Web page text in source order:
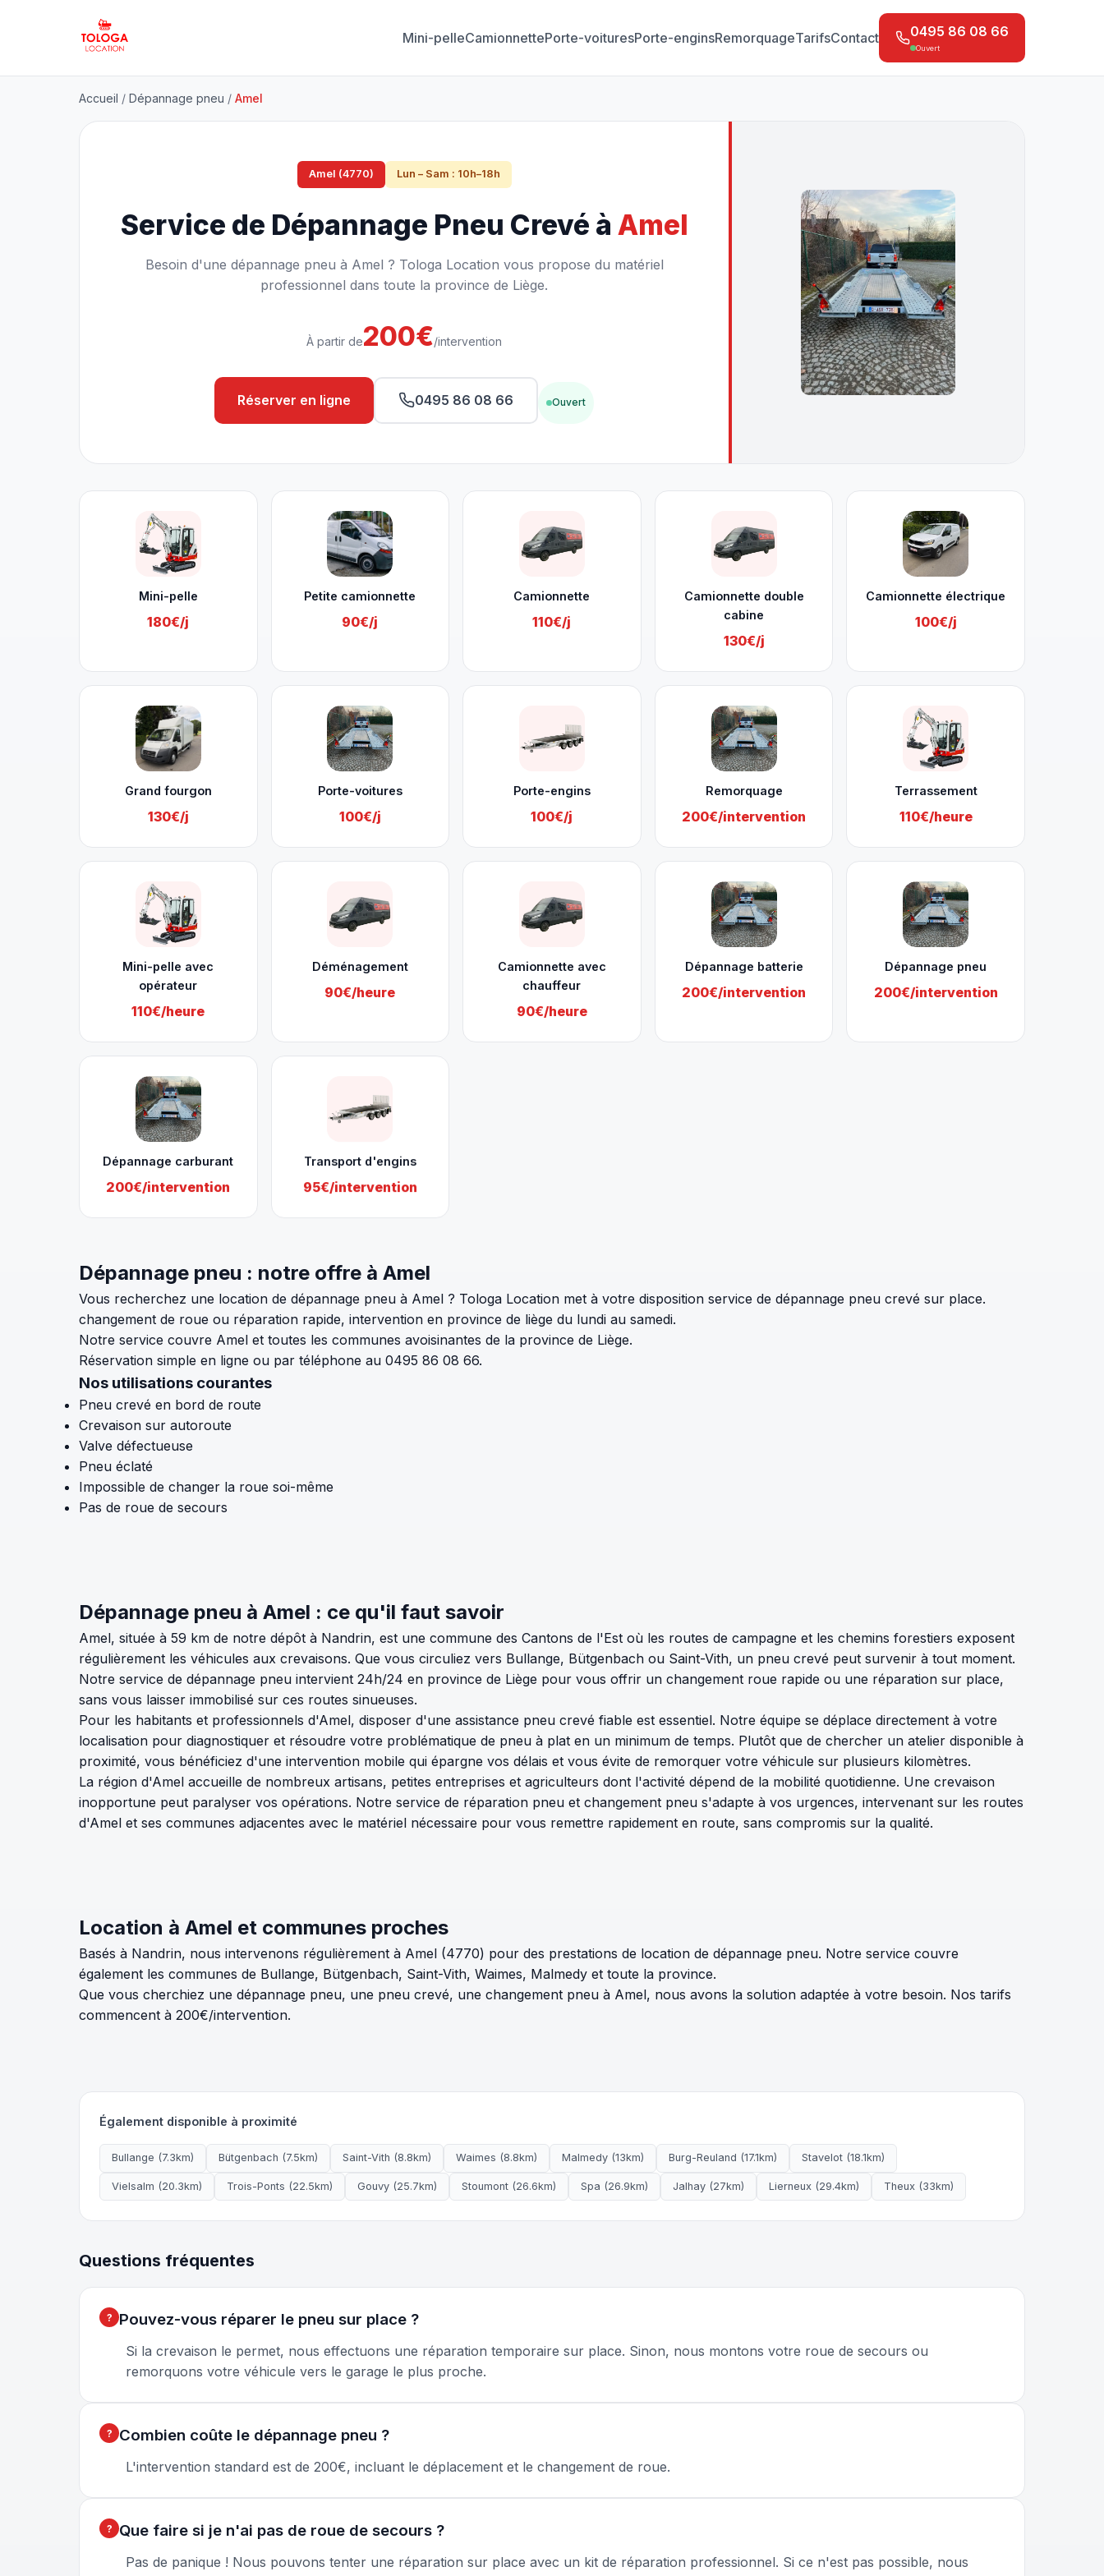
Mini-pelleCamionnettePorte-voituresPorte-enginsRemorquageTarifsContact 0495 86 08 66
Ouvert
Accueil / Dépannage pneu / Amel
Amel (4770) Lun – Sam : 10h–18h
Service de Dépannage Pneu Crevé à Amel
Besoin d'une dépannage pneu à Amel ? Tologa Location vous propose du matériel
professionnel dans toute la province de Liège.
À partir de200€/intervention
Réserver en ligne 0495 86 08 66 Ouvert
Mini-pelle
180€/j
Petite camionnette
90€/j
Camionnette
110€/j
Camionnette double
cabine
130€/j
Camionnette électrique
100€/j
Grand fourgon
130€/j
Porte-voitures
100€/j
Porte-engins
100€/j
Remorquage
200€/intervention
Terrassement
110€/heure
Mini-pelle avec
opérateur
110€/heure
Déménagement
90€/heure
Camionnette avec
chauffeur
90€/heure
Dépannage batterie
200€/intervention
Dépannage pneu
200€/intervention
Dépannage carburant
200€/intervention
Transport d'engins
95€/intervention
Dépannage pneu : notre offre à Amel
Vous recherchez une location de dépannage pneu à Amel ? Tologa Location met à votre disposition service de dépannage pneu crevé sur place.
changement de roue ou réparation rapide, intervention en province de liège du lundi au samedi.
Notre service couvre Amel et toutes les communes avoisinantes de la province de Liège.
Réservation simple en ligne ou par téléphone au 0495 86 08 66.
Nos utilisations courantes
Pneu crevé en bord de route
Crevaison sur autoroute
Valve défectueuse
Pneu éclaté
Impossible de changer la roue soi-même
Pas de roue de secours
Dépannage pneu à Amel : ce qu'il faut savoir
Amel, située à 59 km de notre dépôt à Nandrin, est une commune des Cantons de l'Est où les routes de campagne et les chemins forestiers exposent
régulièrement les véhicules aux crevaisons. Que vous circuliez vers Bullange, Bütgenbach ou Saint-Vith, un pneu crevé peut survenir à tout moment.
Notre service de dépannage pneu intervient 24h/24 en province de Liège pour vous offrir un changement roue rapide ou une réparation sur place,
sans vous laisser immobilisé sur ces routes sinueuses.
Pour les habitants et professionnels d'Amel, disposer d'une assistance pneu crevé fiable est essentiel. Notre équipe se déplace directement à votre
localisation pour diagnostiquer et résoudre votre problématique de pneu à plat en un minimum de temps. Plutôt que de chercher un atelier disponible à
proximité, vous bénéficiez d'une intervention mobile qui épargne vos délais et vous évite de remorquer votre véhicule sur plusieurs kilomètres.
La région d'Amel accueille de nombreux artisans, petites entreprises et agriculteurs dont l'activité dépend de la mobilité quotidienne. Une crevaison
inopportune peut paralyser vos opérations. Notre service de réparation pneu et changement pneu s'adapte à vos urgences, intervenant sur les routes
d'Amel et ses communes adjacentes avec le matériel nécessaire pour vous remettre rapidement en route, sans compromis sur la qualité.
Location à Amel et communes proches
Basés à Nandrin, nous intervenons régulièrement à Amel (4770) pour des prestations de location de dépannage pneu. Notre service couvre
également les communes de Bullange, Bütgenbach, Saint-Vith, Waimes, Malmedy et toute la province.
Que vous cherchiez une dépannage pneu, une pneu crevé, une changement pneu à Amel, nous avons la solution adaptée à votre besoin. Nos tarifs
commencent à 200€/intervention.
Également disponible à proximité
Bullange (7.3km) Bütgenbach (7.5km) Saint-Vith (8.8km) Waimes (8.8km) Malmedy (13km) Burg-Reuland (17.1km) Stavelot (18.1km)
Vielsalm (20.3km) Trois-Ponts (22.5km) Gouvy (25.7km) Stoumont (26.6km) Spa (26.9km) Jalhay (27km) Lierneux (29.4km) Theux (33km)
Questions fréquentes
Pouvez-vous réparer le pneu sur place ?
Si la crevaison le permet, nous effectuons une réparation temporaire sur place. Sinon, nous montons votre roue de secours ou
remorquons votre véhicule vers le garage le plus proche.
Combien coûte le dépannage pneu ?
L'intervention standard est de 200€, incluant le déplacement et le changement de roue.
Que faire si je n'ai pas de roue de secours ?
Pas de panique ! Nous pouvons tenter une réparation sur place avec un kit de réparation professionnel. Si ce n'est pas possible, nous